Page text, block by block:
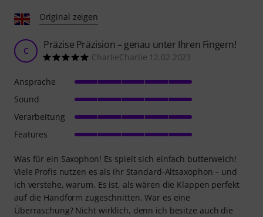
Original zeigen
C Präzise Präzision – genau unter Ihren Fingern!
CharlieCharlie 12.02.2023
Was für ein Saxophon! Es spielt sich einfach butterweich!
Viele Profis nutzen es als ihr Standard-Altsaxophon – und
ich verstehe, warum. Es ist, als wären die Klappen perfekt
auf die Handform zugeschnitten. War es eine
Überraschung? Nicht wirklich, denn ich besitze auch die
Ansprache
Sound
Verarbeitung
Features